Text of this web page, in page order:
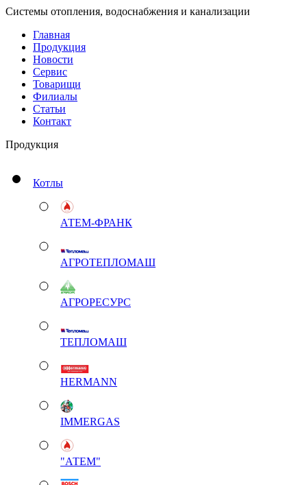
Системы отопления, водоснабжения и канализации
Главная
Продукция
Новости
Сервис
Товарищи
Филиалы
Статьи
Контакт
Продукция
Котлы
АТЕМ-ФРАНК
АГРОТЕПЛОМАШ
АГРОРЕСУРС
ТЕПЛОМАШ
HERMANN
IMMERGAS
"АТЕМ"